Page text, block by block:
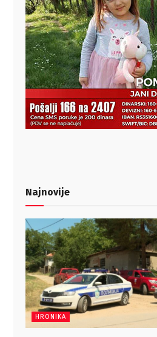
Najnovije
HRONIKA